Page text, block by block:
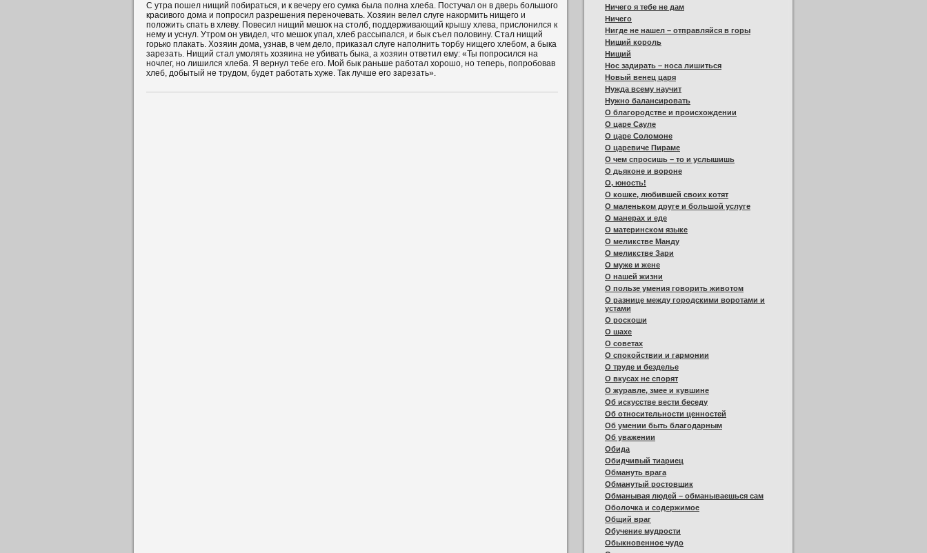
Ничего я тебе не дам
Ничего
Нигде не нашел – отправляйся в горы
Нищий король
Нищий
Нос задирать – носа лишиться
Новый венец царя
Нужда всему научит
Нужно балансировать
О благородстве и происхождении
О царе Сауле
О царе Соломоне
О царевиче Пираме
О чем спросишь – то и услышишь
О дьяконе и вороне
О, юность!
О кошке, любившей своих котят
О маленьком друге и большой услуге
О манерах и еде
О материнском языке
О меликстве Манду
О меликстве Зари
О муже и жене
О нашей жизни
О пользе умения говорить животом
О разнице между городскими воротами и
устами
О роскоши
О шахе
О советах
О спокойствии и гармонии
О труде и безделье
О вкусах не спорят
О журавле, змее и кувшине
Об искусстве вести беседу
Об относительности ценностей
Об умении быть благодарным
Об уважении
Обида
Обидчивый тиариец
Обмануть врага
Обманутый ростовщик
Обманывая людей – обманываешься сам
Оболочка и содержимое
Общий враг
Обучение мудрости
Обыкновенное чудо
С утра пошел нищий побираться, и к вечеру его сумка была полна хлеба. Постучал он в дверь большого
красивого дома и попросил разрешения переночевать. Хозяин велел слуге накормить нищего и
положить спать в хлеву. Повесил нищий мешок на столб, поддерживающий крышу хлева, прислонился к
нему и уснул. Утром он увидел, что мешок упал, хлеб рассыпался, и бык съел половину. Стал нищий
горько плакать. Хозяин дома, узнав, в чем дело, приказал слуге наполнить торбу нищего хлебом, а быка
зарезать. Нищий стал умолять хозяина не убивать быка, а хозяин ответил ему: «Ты попросился на
ночлег, но лишился хлеба. Я вернул тебе его. Мой бык раньше работал хорошо, но теперь, попробовав
хлеб, добытый не трудом, будет работать хуже. Так лучше его зарезать».